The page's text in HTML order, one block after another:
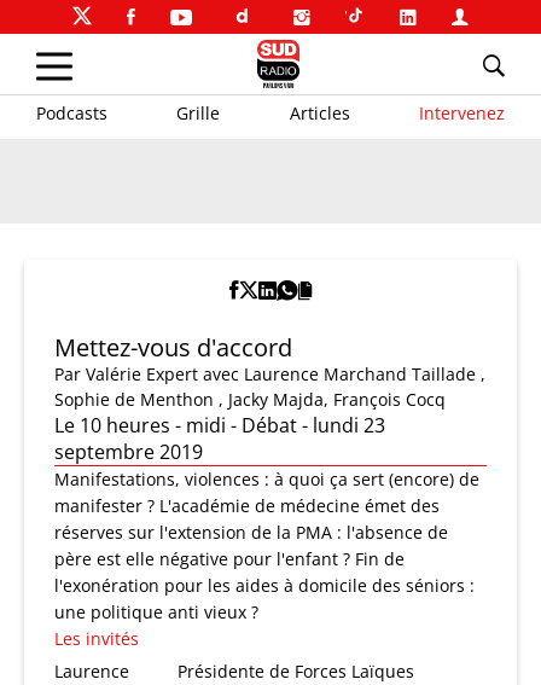
Podcasts Grille Articles Intervenez
Mettez-vous d'accord
Par Valérie Expert avec Laurence Marchand Taillade ,
Sophie de Menthon , Jacky Majda, François Cocq
Le 10 heures - midi - Débat - lundi 23
septembre 2019
Manifestations, violences : à quoi ça sert (encore) de
manifester ? L'académie de médecine émet des
réserves sur l'extension de la PMA : l'absence de
père est elle négative pour l'enfant ? Fin de
l'exonération pour les aides à domicile des séniors :
une politique anti vieux ?
Les invités
Laurence
Présidente de Forces Laïques